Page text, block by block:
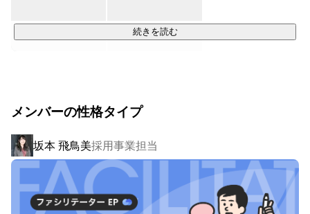
というイメージを持つ方も少なくないかと思います。
最も大きな違いは「派遣は現場の社員と基本的に同じ扱いと
扱いになる」ということです。
SESは大手SIerにとってパートナーという立ち位置になるた
め、基本的に構築やテスト・運用保守と行ったフェーズを依
続きを読む
メンバーの性格タイプ
坂本 飛鳥美採用事業担当